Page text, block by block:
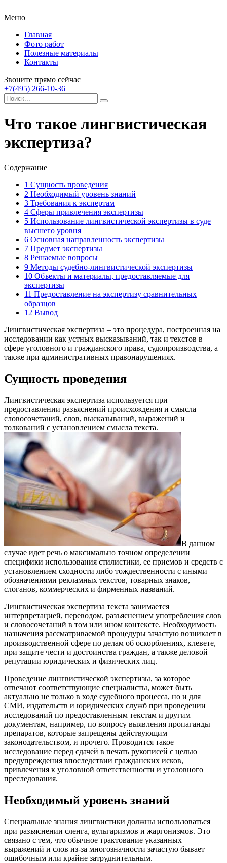
Меню
Главная
Фото работ
Полезные материалы
Контакты
Звоните прямо сейчас
+7(495) 266-10-36
Что такое лингвистическая
экспертиза?
Содержание
1 Сущность проведения
2 Необходимый уровень знаний
3 Требования к экспертам
4 Сферы привлечения экспертизы
5 Использование лингвистической экспертизы в суде
высшего уровня
6 Основная направленность экспертизы
7 Предмет экспертизы
8 Решаемые вопросы
9 Методы судебно-лингвистической экспертизы
10 Объекты и материалы, предоставляемые для
экспертизы
11 Предоставление на экспертизу сравнительных
образцов
12 Вывод
Лингвистическая экспертиза – это процедура, построенная на
исследовании как устных высказываний, так и текстов в
сфере уголовного и гражданского права, судопроизводства, а
также при административных правонарушениях.
Сущность проведения
Лингвистическая экспертиза используется при
предоставлении разъяснений происхождения и смысла
словосочетаний, слов, высказываний, выражений и
толкований с установлением смысла текста.
В данном
случае идет речь о максимально точном определении
специфики использования стилистики, ее приемов и средств с
установлением сходности либо тождественности с иными
обозначениями рекламных текстов, товарных знаков,
слоганов, коммерческих и фирменных названий.
Лингвистическая экспертиза текста занимается
интерпретацией, переводом, разъяснением употребления слов
и словосочетаний в том или ином контексте. Необходимость
назначения рассматриваемой процедуры зачастую возникает в
производственной сфере по делам об оскорблениях, клевете,
при защите чести и достоинства граждан, а также деловой
репутации юридических и физических лиц.
Проведение лингвистической экспертизы, за которое
отвечают соответствующие специалисты, может быть
актуально не только в ходе судебного процесса, но и для
СМИ, издательств и юридических служб при проведении
исследований по предоставленным текстам и другим
документам, например, по вопросу выявления пропаганды
препаратов, которые запрещены действующим
законодательством, и прочего. Проводится такое
исследование перед сдачей в печать рукописей с целью
предупреждения впоследствии гражданских исков,
привлечения к уголовной ответственности и уголовного
преследования.
Необходимый уровень знаний
Специальные знания лингвистики должны использоваться
при разъяснении сленга, вульгаризмов и жаргонизмов. Это
связано с тем, что обычное трактование указанных
выражений и слов из-за многозначности зачастую бывает
ошибочным или крайне затруднительным.